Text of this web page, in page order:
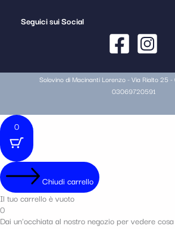
Seguici sui Social
Solovino di Macinanti Lorenzo - Via Rialto 25 -
03069720591
0
Chiudi carrello
Il tuo carrello è vuoto
0
Dai un'occhiata al nostro negozio per vedere